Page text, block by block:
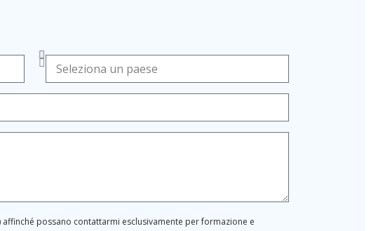
possano contattarmi esclusivamente per formazione e